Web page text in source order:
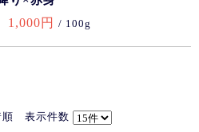
1,000円 / 100g
順 表示件数